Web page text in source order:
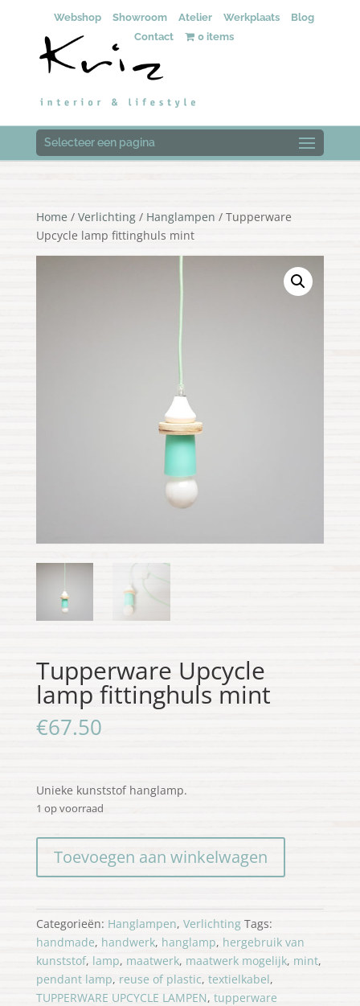
Webshop Showroom Atelier Werkplaats
Blog
Contact
0 items
Selecteer een pagina
Home / Verlichting/ Hanglampen / Tupperware
Upcycle lamp fittinghuls mint
Tupperware Upcycle
lamp fittinghuls mint
€67.50
Unieke kunststof hanglamp.
1 op voorraad
Upcycle
lamp
mint
aantal
Toevoegen aan winkelwagen
Categorieën: Hanglampen, Verlichting Tags:
handmade, handwerk, hanglamp, hergebruik van
kunststof, lamp, maatwerk, maatwerk mogelijk, mint,
pendant lamp, reuse of plastic, textielkabel,
TUPPERWARE UPCYCLE LAMPEN, tupperware